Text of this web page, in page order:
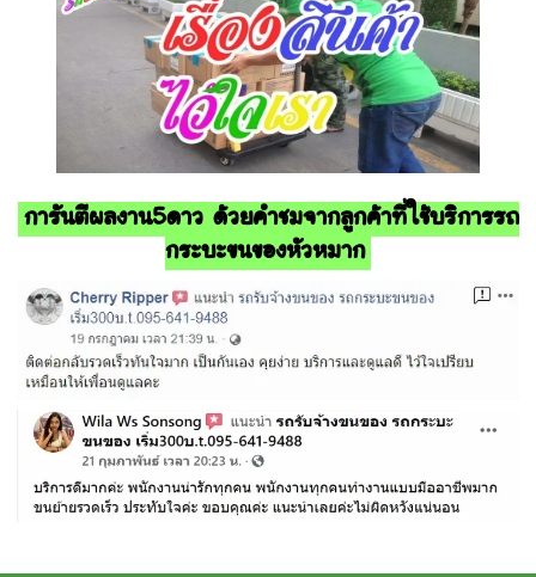
การันตีผลงาน5ดาว ด้วยคำชมจากลูกค้าที่ใช้บริการรถ
กระบะขนของหัวหมาก